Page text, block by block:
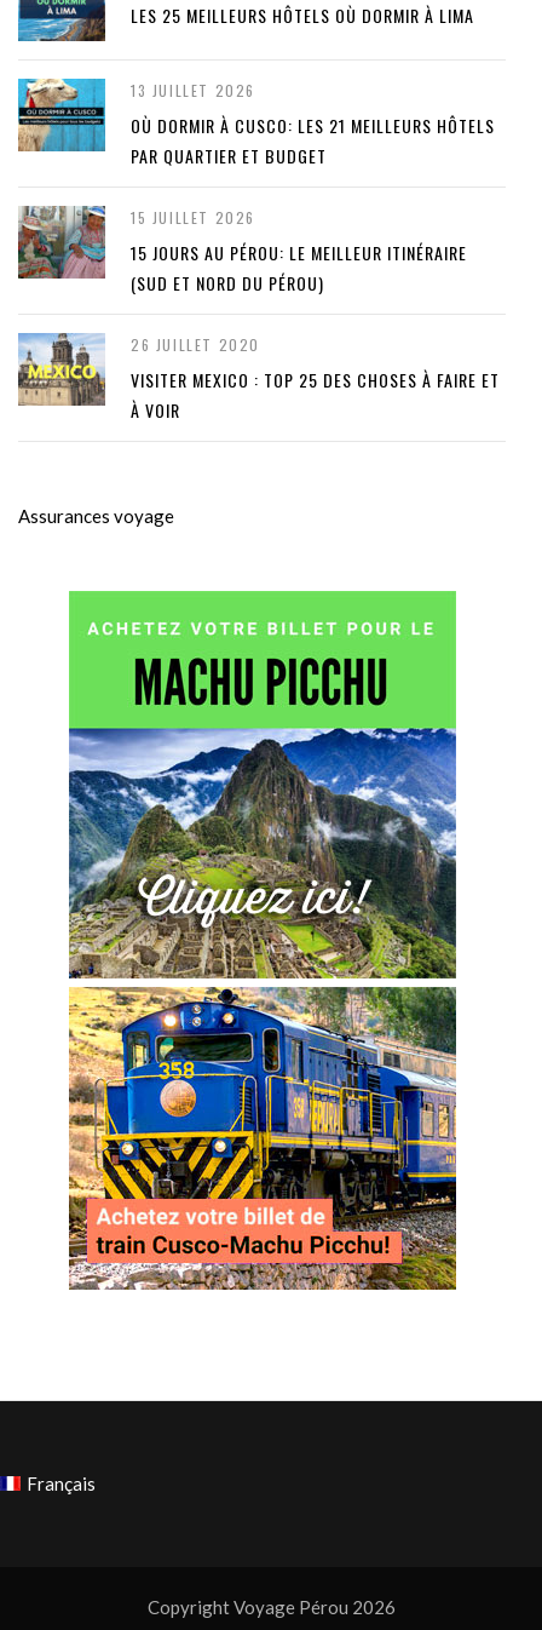
LES 25 MEILLEURS HÔTELS OÙ DORMIR À LIMA
13 JUILLET 2026
OÙ DORMIR À CUSCO: LES 21 MEILLEURS HÔTELS
PAR QUARTIER ET BUDGET
15 JUILLET 2026
15 JOURS AU PÉROU: LE MEILLEUR ITINÉRAIRE
(SUD ET NORD DU PÉROU)
26 JUILLET 2020
VISITER MEXICO : TOP 25 DES CHOSES À FAIRE ET
À VOIR
Assurances voyage
Français
Copyright Voyage Pérou 2026